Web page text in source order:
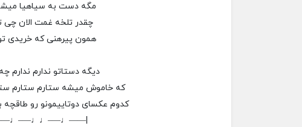
مگه دست به سیاهیا
چقدر تلخه غمت الان چی
همون پیرهنی که خریدی تو
دیگه دستاتو ندارم ندارم
که خاموش میشه ستارم ستارم
کدوم عکسای دوتاییمونو رو